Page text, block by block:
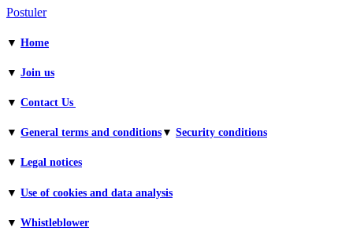
Postuler
▼ Home
▼ Join us
▼ Contact Us
▼ General terms and conditions​ ▼ Security conditions
▼ Legal notices
▼ Use of cookies and data analysis
▼ Whistleblower